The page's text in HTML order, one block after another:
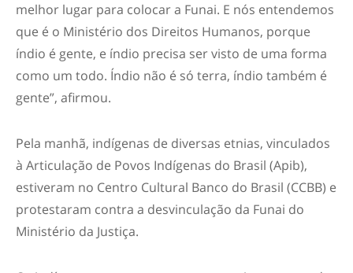
melhor lugar para colocar a Funai. E nós entendemos
que é o Ministério dos Direitos Humanos, porque
índio é gente, e índio precisa ser visto de uma forma
como um todo. Índio não é só terra, índio também é
gente”, afirmou.
Pela manhã, indígenas de diversas etnias, vinculados
à Articulação de Povos Indígenas do Brasil (Apib),
estiveram no Centro Cultural Banco do Brasil (CCBB) e
protestaram contra a desvinculação da Funai do
Ministério da Justiça.